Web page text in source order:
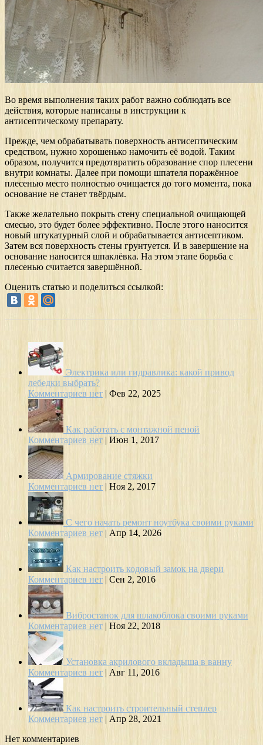
Во время выполнения таких работ важно соблюдать все
действия, которые написаны в инструкции к
антисептическому препарату.
Прежде, чем обрабатывать поверхность антисептическим
средством, нужно хорошенько намочить её водой. Таким
образом, получится предотвратить образование спор плесени
внутри комнаты. Далее при помощи шпателя поражённое
плесенью место полностью очищается до того момента, пока
основание не станет твёрдым.
Также желательно покрыть стену специальной очищающей
смесью, это будет более эффективно. После этого наносится
новый штукатурный слой и обрабатывается антисептиком.
Затем вся поверхность стены грунтуется. И в завершение на
основание наносится шпаклёвка. На этом этапе борьба с
плесенью считается завершённой.
Оценить статью и поделиться ссылкой:
Электрика или гидравлика: какой привод
лебедки выбрать?
Комментариев нет | Фев 22, 2025
Как работать с монтажной пеной
Комментариев нет | Июн 1, 2017
Армирование стяжки
Комментариев нет | Ноя 2, 2017
С чего начать ремонт ноутбука своими руками
Комментариев нет | Апр 14, 2026
Как настроить кодовый замок на двери
Комментариев нет | Сен 2, 2016
Вибростанок для шлакоблока своими руками
Комментариев нет | Ноя 22, 2018
Установка акрилового вкладыша в ванну
Комментариев нет | Авг 11, 2016
Как настроить строительный степлер
Комментариев нет | Апр 28, 2021
Нет комментариев